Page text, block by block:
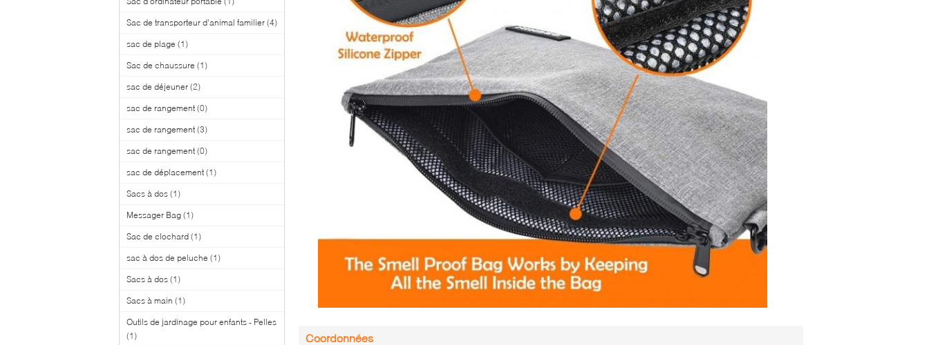
Sac de transporteur d'animal familier (4)
sac de plage (1)
Sac de chaussure (1)
sac de déjeuner (2)
sac de rangement (0)
sac de rangement (3)
sac de rangement (0)
sac de déplacement (1)
Sacs à dos (1)
Messager Bag (1)
Sac de clochard (1)
sac à dos de peluche (1)
Sacs à dos (1)
Sacs à main (1)
Outils de jardinage pour enfants - Pelles
(1)
Coordonnées